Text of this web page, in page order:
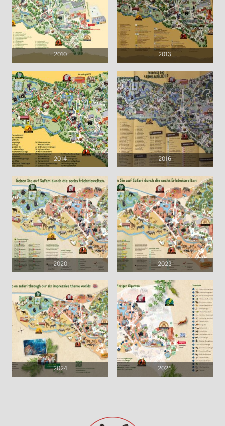
2010 2013
2014 2016
2020 2023
2024 2025